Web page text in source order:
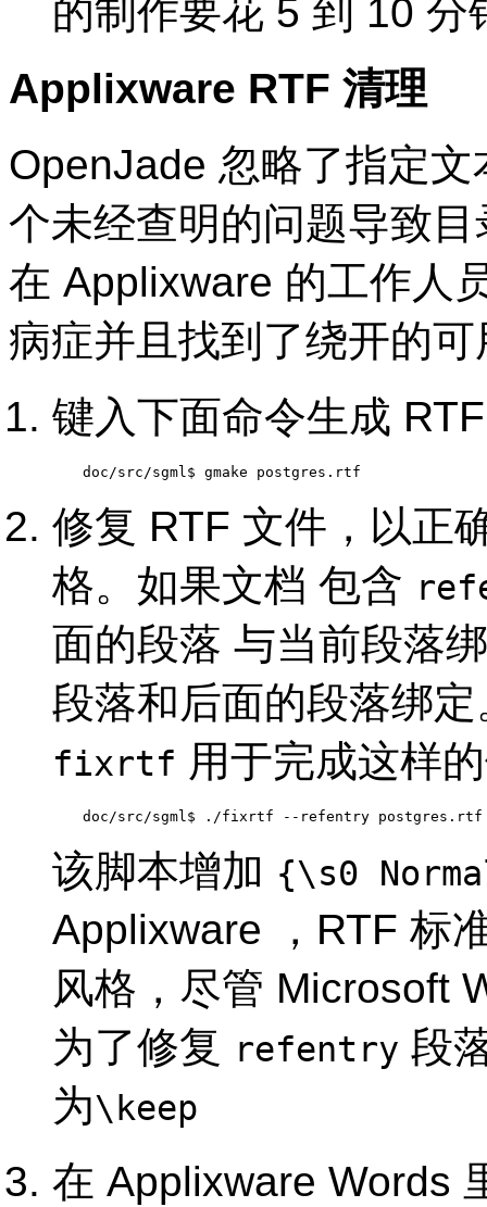
的制作要花 5 到 10
Applixware RTF 清理
OpenJade 忽略了指定
个未经查明的问题导致
在 Applixware 的工作人
病症并且找到了绕开的
键入下面命令生成 RTF
doc/src/sgml$ gmake postgres.rtf
修复 RTF 文件，以正
格。如果文档 包含
面的段落 与当前段落
段落和后面的段落绑
fixrtf 用于完成这样
doc/src/sgml$ ./fixrtf --refentry postgres.rtf
该脚本增加 {\s0
Applixware ，RTF 标
风格，尽管 Microsoft
为了修复 refentry 段
为\keep
在 Applixware Words